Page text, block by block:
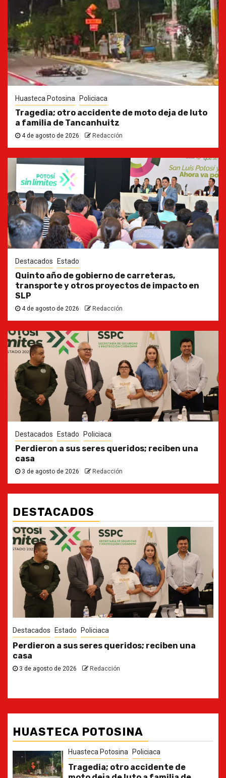
Huasteca Potosina Policiaca
Tragedia; otro accidente de moto deja de luto
a familia de Tancanhuitz
4 de agosto de 2026 Redacción
Destacados Estado
Quinto año de gobierno de carreteras,
transporte y otros proyectos de impacto en
SLP
4 de agosto de 2026 Redacción
Destacados Estado Policiaca
Perdieron a sus seres queridos; reciben una
casa
3 de agosto de 2026 Redacción
DESTACADOS
Destacados Estado
Ya casi, el quinto informe del Gobernador
30 de julio de 2026
HUASTECA POTOSINA
Huasteca Potosina Policiaca
Tragedia; otro accidente de